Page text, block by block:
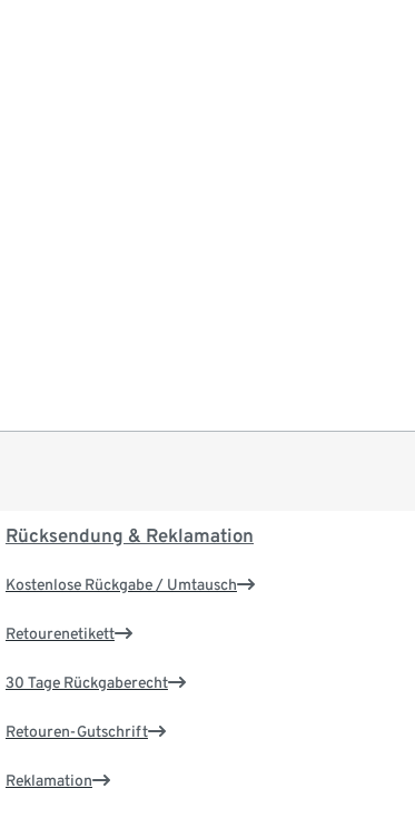
Rücksendung & Reklamation
Kostenlose Rückgabe / Umtausch
Retourenetikett
30 Tage Rückgaberecht
Retouren-Gutschrift
Reklamation